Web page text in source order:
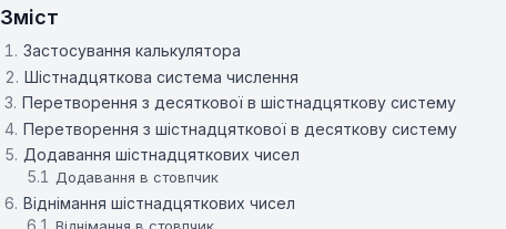
Зміст
Застосування калькулятора
Шістнадцяткова система числення
Перетворення з десяткової в шістнадцяткову систему
Перетворення з шістнадцяткової в десяткову систему
Додавання шістнадцяткових чисел
Додавання в стовпчик
Віднімання шістнадцяткових чисел